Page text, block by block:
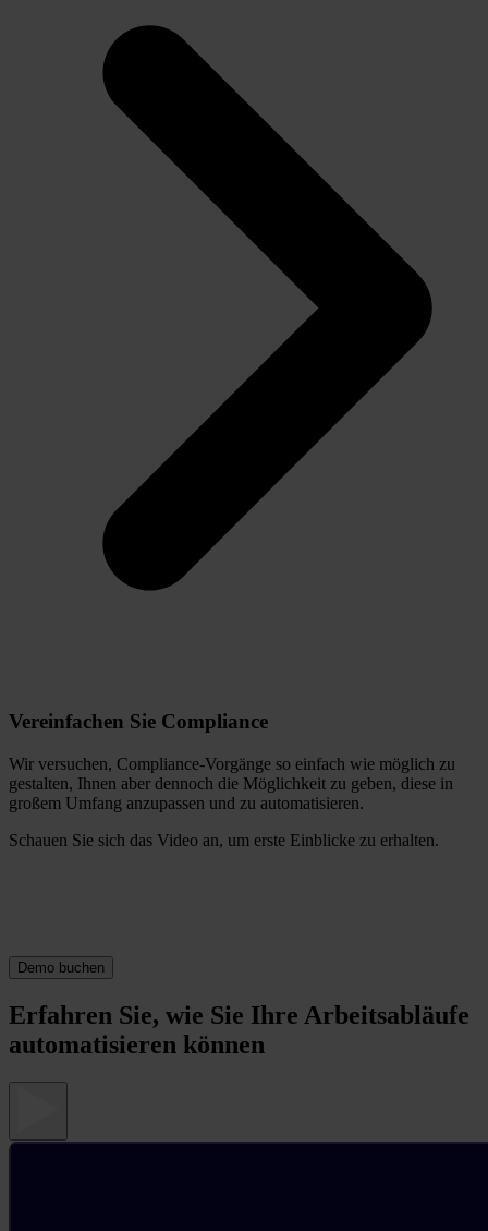
Vereinfachen Sie Compliance
Wir versuchen, Compliance-Vorgänge so einfach wie möglich zu
gestalten, Ihnen aber dennoch die Möglichkeit zu geben, diese in
großem Umfang anzupassen und zu automatisieren.
Schauen Sie sich das Video an, um erste Einblicke zu erhalten.
Demo buchen
Erfahren Sie, wie Sie Ihre Arbeitsabläufe
automatisieren können